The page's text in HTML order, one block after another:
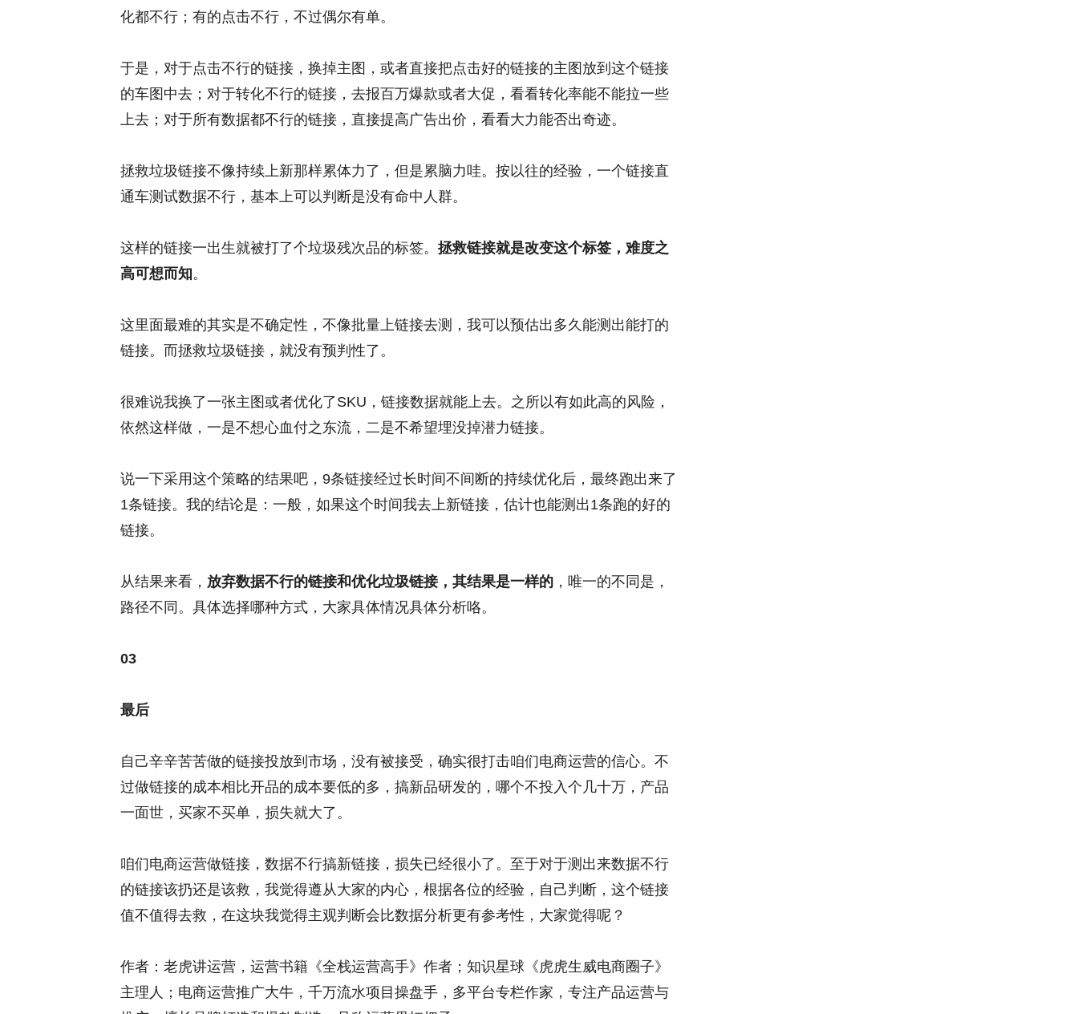
化都不行；有的点击不行，不过偶尔有单。
于是，对于点击不行的链接，换掉主图，或者直接把点击好的链接的主图放到这个链接
的车图中去；对于转化不行的链接，去报百万爆款或者大促，看看转化率能不能拉一些
上去；对于所有数据都不行的链接，直接提高广告出价，看看大力能否出奇迹。
拯救垃圾链接不像持续上新那样累体力了，但是累脑力哇。按以往的经验，一个链接直
通车测试数据不行，基本上可以判断是没有命中人群。
这样的链接一出生就被打了个垃圾残次品的标签。 拯救链接就是改变这个标签，难度之
高可想而知。
这里面最难的其实是不确定性，不像批量上链接去测，我可以预估出多久能测出能打的
链接。而拯救垃圾链接，就没有预判性了。
很难说我换了一张主图或者优化了SKU，链接数据就能上去。之所以有如此高的风险，
依然这样做，一是不想心血付之东流，二是不希望埋没掉潜力链接。
说一下采用这个策略的结果吧，9条链接经过长时间不间断的持续优化后，最终跑出来了
1条链接。我的结论是：一般，如果这个时间我去上新链接，估计也能测出1条跑的好的
链接。
从结果来看， 放弃数据不行的链接和优化垃圾链接，其结果是一样的 ，唯一的不同是，
路径不同。具体选择哪种方式，大家具体情况具体分析咯。
03
最后
自己辛辛苦苦做的链接投放到市场，没有被接受，确实很打击咱们电商运营的信心。不
过做链接的成本相比开品的成本要低的多，搞新品研发的，哪个不投入个几十万，产品
一面世，买家不买单，损失就大了。
咱们电商运营做链接，数据不行搞新链接，损失已经很小了。至于对于测出来数据不行
的链接该扔还是该救，我觉得遵从大家的内心，根据各位的经验，自己判断，这个链接
值不值得去救，在这块我觉得主观判断会比数据分析更有参考性，大家觉得呢？
作者：老虎讲运营，运营书籍《全栈运营高手》作者；知识星球《虎虎生威电商圈子》
主理人；电商运营推广大牛，千万流水项目操盘手，多平台专栏作家，专注产品运营与